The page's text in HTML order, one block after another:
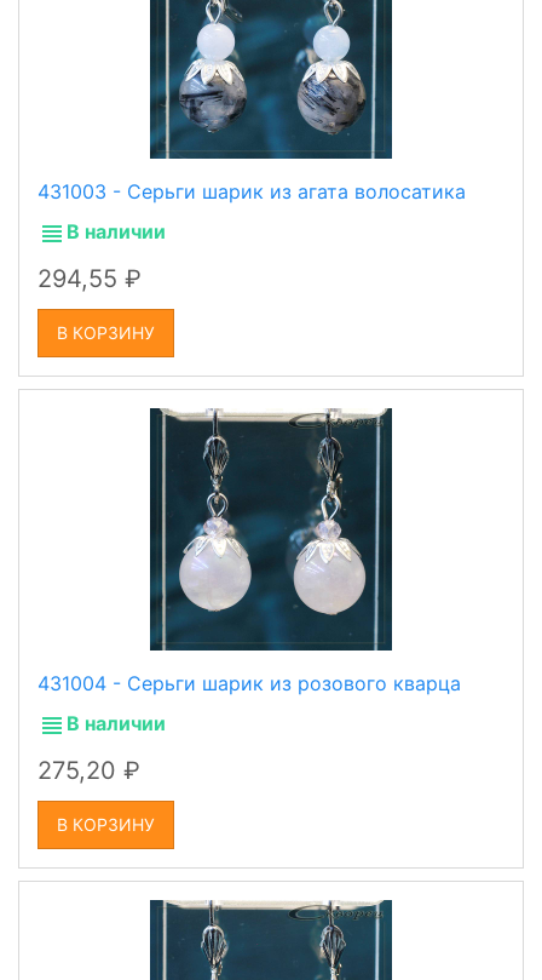
431003 - Серьги шарик из агата волосатика
В наличии
294,55
В КОРЗИНУ
431004 - Серьги шарик из розового кварца
В наличии
275,20
В КОРЗИНУ